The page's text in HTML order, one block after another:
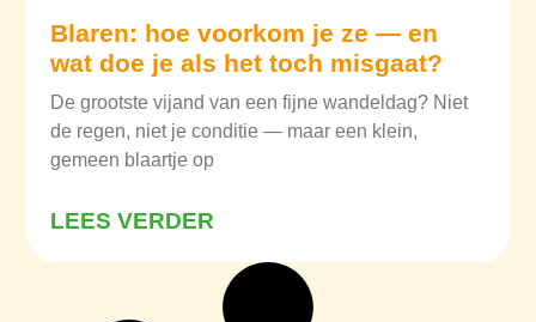
Blaren: hoe voorkom je ze — en
wat doe je als het toch misgaat?
De grootste vijand van een fijne wandeldag? Niet
de regen, niet je conditie — maar een klein,
gemeen blaartje op
LEES VERDER